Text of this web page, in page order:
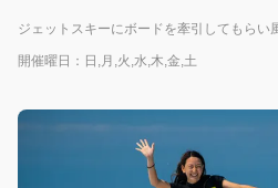
開催曜日：日,月,火,水,木,金,土